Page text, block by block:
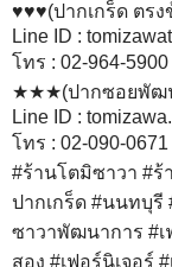
♥️♥️♥️(ปากเกร็ด ตร
Line ID :
โทร : 02-964-5900
★️★️★️(ปากซอยพัฒ
Line ID :
โทร : 02-090-0671
#ร้านโตมิซาวา #ร้
ปากเกร็ด #นนทบุรี
ซาวาพัฒนาการ #
สอง #เฟอร์นิเจอร์ #